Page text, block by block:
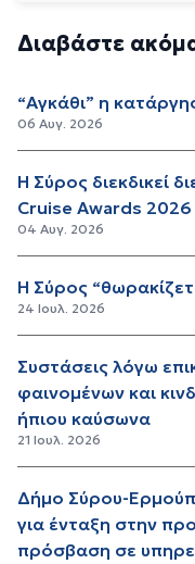
Διαβάστε
“Αγκάθι” η
06 Αυγ. 2026
Η Σύρος διεκδικεί
Cruise Awards 2026
04 Αυγ. 2026
Η Σύρος
24 Ιουλ. 2026
Συστάσεις λόγω
φαινομένων και
ήπιου καύσωνα
21 Ιουλ. 2026
Δήμο Σύρου-
για ένταξη στην
πρόσβαση σε